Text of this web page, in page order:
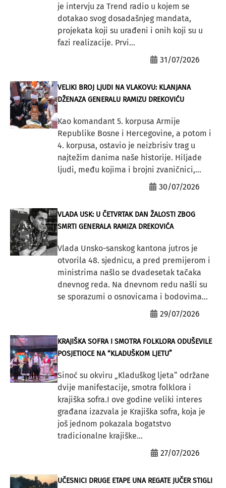
je intervju za Trend radio u kojem se
dotakao svog dosadašnjeg mandata,
projekata koji su urađeni i onih koji su u
fazi realizacije. Prvi...
31/07/2026
VELIKI BROJ LJUDI NA VLAKOVU: KLANJANA
DŽENAZA GENERALU RAMIZU DREKOVIĆU
Kao komandant 5. korpusa Armije
Republike Bosne i Hercegovine, a potom i
4. korpusa, ostavio je neizbrisiv trag u
najtežim danima naše historije. Hiljade
ljudi, među kojima i brojni zvaničnici,...
30/07/2026
VLADA USK: U ČETVRTAK DAN ŽALOSTI ZBOG
SMRTI GENERALA RAMIZA DREKOVIĆA
Vlada Unsko-sanskog kantona jutros je
otvorila 48. sjednicu, a pred premijerom i
ministrima našlo se dvadesetak tačaka
dnevnog reda. Na dnevnom redu našli su
se sporazumi o osnovicama i bodovima...
29/07/2026
KRAJIŠKA SOFRA I SMOTRA FOLKLORA ODUŠEVILE
POSJETIOCE NA “KLADUŠKOM LJETU”
Sinoć su okviru „Kladuškog ljeta“ održane
dvije manifestacije, smotra folklora i
krajiška sofra.I ove godine veliki interes
građana izazvala je Krajiška sofra, koja je
još jednom pokazala bogatstvo
tradicionalne krajiške...
27/07/2026
UČESNICI DRUGE ETAPE UNA REGATE JUČER STIGLI